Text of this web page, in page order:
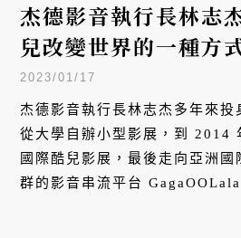
杰德影音執行長林志
兒改變世界的一種方
2023/01/17
杰德影音執行長林志杰多年來投
從大學自辦小型影展，到 2014
國際酷兒影展，最後走向亞洲國
群的影音串流平台